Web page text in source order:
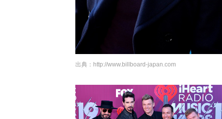
出典： http://www.billboard-japan.com